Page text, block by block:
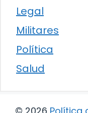
Legal
Militares
Política
Salud